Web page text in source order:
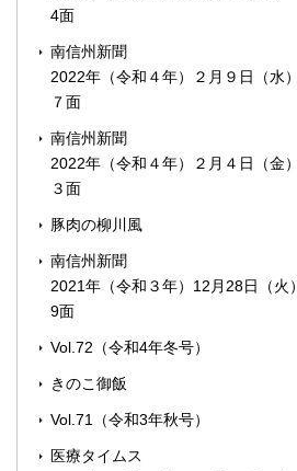
4面
南信州新聞
2022年（令和４年）２月９日（水）
７面
南信州新聞
2022年（令和４年）２月４日（金）
３面
豚肉の柳川風
南信州新聞
2021年（令和３年）12月28日（火）
9面
Vol.72（令和4年冬号）
きのこ御飯
Vol.71（令和3年秋号）
医療タイムス